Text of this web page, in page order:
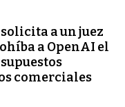
a un juez
a OpenAI el
comerciales